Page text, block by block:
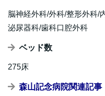
脳神経外科/外科/整形外科/
泌尿器科/歯科口腔外科
ベッド数
275床
森山記念病院関連記事